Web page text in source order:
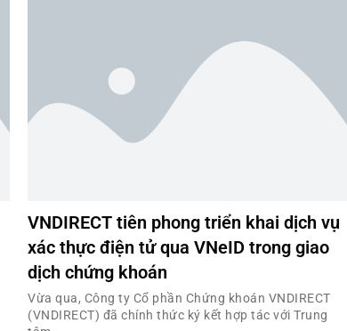
VNDIRECT tiên phong triển khai dịch vụ
xác thực điện tử qua VNeID trong giao
dịch chứng khoán
Vừa qua, Công ty Cổ phần Chứng khoán VNDIRECT
(VNDIRECT) đã chính thức ký kết hợp tác với Trung